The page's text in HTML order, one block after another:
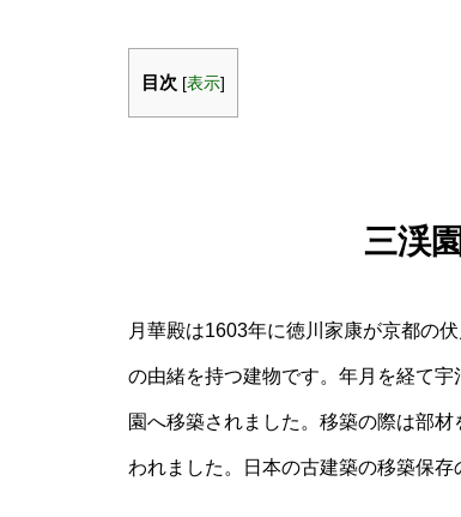
目次 [表示]
三渓
月華殿は1603年に徳川家康が京都の
の由緒を持つ建物です。年月を経て
園へ移築されました。移築の際は部
われました。日本の古建築の移築保